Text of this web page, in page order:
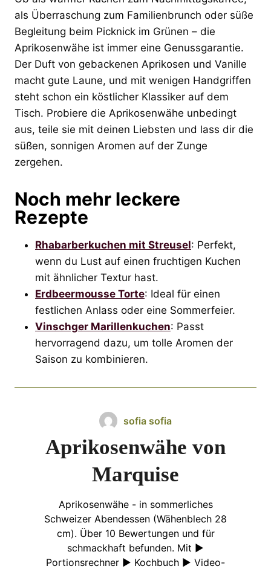
als Überraschung zum Familienbrunch oder süße
Begleitung beim Picknick im Grünen – die
Aprikosenwähe ist immer eine Genussgarantie.
Der Duft von gebackenen Aprikosen und Vanille
macht gute Laune, und mit wenigen Handgriffen
steht schon ein köstlicher Klassiker auf dem
Tisch. Probiere die Aprikosenwähe unbedingt
aus, teile sie mit deinen Liebsten und lass dir die
süßen, sonnigen Aromen auf der Zunge
zergehen.
Noch mehr leckere
Rezepte
Rhabarberkuchen mit Streusel: Perfekt,
wenn du Lust auf einen fruchtigen Kuchen
mit ähnlicher Textur hast.
Erdbeermousse Torte: Ideal für einen
festlichen Anlass oder eine Sommerfeier.
Vinschger Marillenkuchen: Passt
hervorragend dazu, um tolle Aromen der
Saison zu kombinieren.
sofia sofia
Aprikosenwähe von
Marquise
Aprikosenwähe - in sommerliches
Schweizer Abendessen (Wähenblech 28
cm). Über 10 Bewertungen und für
schmackhaft befunden. Mit ►
Portionsrechner ► Kochbuch ► Video-